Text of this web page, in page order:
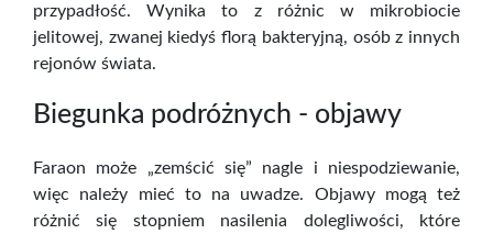
przypadłość. Wynika to z różnic w mikrobiocie
jelitowej, zwanej kiedyś florą bakteryjną, osób z innych
rejonów świata.
Biegunka podróżnych - objawy
Faraon może „zemścić się” nagle i niespodziewanie,
więc należy mieć to na uwadze. Objawy mogą też
różnić się stopniem nasilenia dolegliwości, które